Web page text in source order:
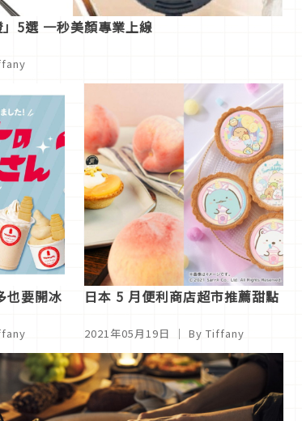
5選 一秒美顏專業上線
也要開冰 日本 5 月便利商店超市推薦甜點
2021年05月19日 ｜ By Tiffany